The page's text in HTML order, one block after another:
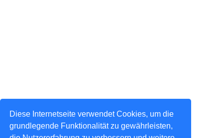
Diese Internetseite verwendet Cookies, um die
grundlegende Funktionalität zu gewährleisten,